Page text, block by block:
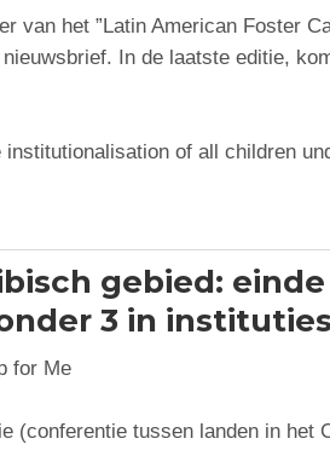
van het ”Latin American Foster
In de laatste editie,
of all children
gebied: einde
3 in instituties
for Me
(conferentie tussen landen in het